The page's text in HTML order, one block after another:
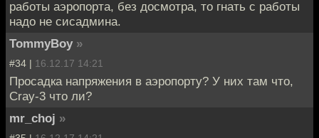
работы аэропорта, без досмотра, то гнать с работы
надо не сисадмина.
TommyBoy »
#34 | 16.12.17 14:21
Просадка напряжения в аэропорту? У них там что,
Cray-3 что ли?
mr_choj »